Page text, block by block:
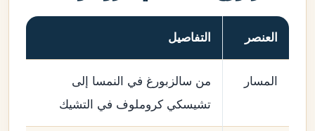
العنصر التفاصيل
المسار
من سالزبورغ في النمسا إلى
تشيسكي كروملوف في التشيك